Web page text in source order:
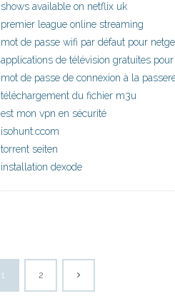
shows available on netflix uk
premier league online streaming
mot de passe wifi par défaut pour
applications de télévision gratuites
mot de passe de connexion à la
téléchargement du fichier m3u
est mon vpn en sécurité
isohunt.ccom
torrent seiten
installation dexode
1 2